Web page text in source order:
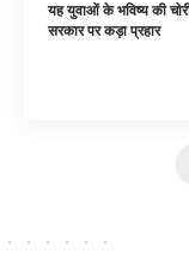
यह युवाओं के भविष्य की
सरकार पर कड़ा प्रहार